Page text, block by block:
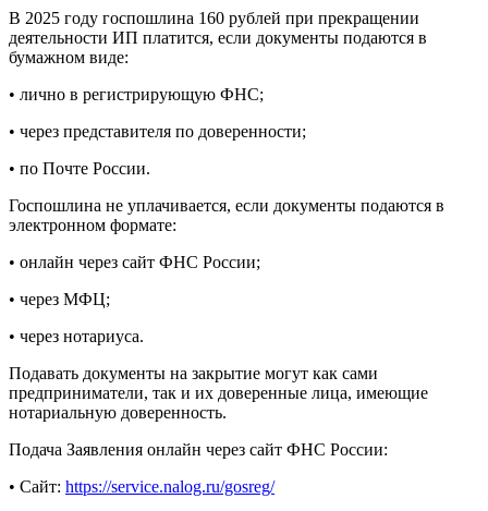
В 2025 году госпошлина 160 рублей при прекращении
деятельности ИП платится, если документы подаются в
бумажном виде:
• лично в регистрирующую ФНС;
• через представителя по доверенности;
• по Почте России.
Госпошлина не уплачивается, если документы подаются в
электронном формате:
• онлайн через сайт ФНС России;
• через МФЦ;
• через нотариуса.
Подавать документы на закрытие могут как сами
предприниматели, так и их доверенные лица, имеющие
нотариальную доверенность.
Подача Заявления онлайн через сайт ФНС России:
• Сайт: https://service.nalog.ru/gosreg/